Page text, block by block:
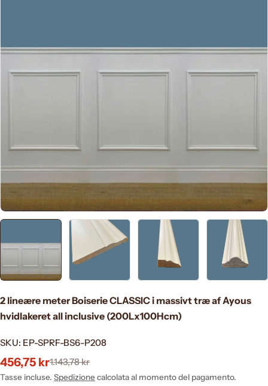
2 lineære meter Boiserie CLASSIC i massivt træ af Ayous
hvidlakeret all inclusive (200Lx100Hcm)
SKU: EP-SPRF-BS6-P208
Prezzo
di
456,75 kr
Prezzo
normale
1.143,78 kr
Tasse incluse. Spedizionecalcolata al momento del pagamento.